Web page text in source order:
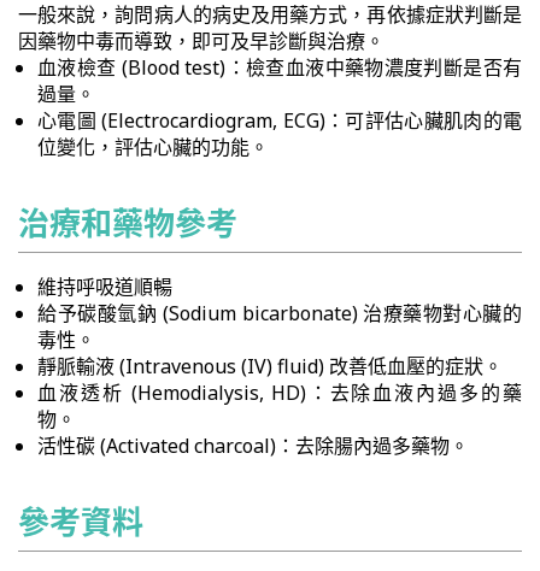
一般來說，詢問病人的病史及用藥方式，再依據症狀判斷是
因藥物中毒而導致，即可及早診斷與治療。
血液檢查 (Blood test)：檢查血液中藥物濃度判斷是否有
過量。
心電圖 (Electrocardiogram, ECG)：可評估心臟肌肉的電
位變化，評估心臟的功能。
治療和藥物參考
維持呼吸道順暢
給予碳酸氫鈉 (Sodium bicarbonate) 治療藥物對心臟的
毒性。
靜脈輸液 (Intravenous (IV) fluid) 改善低血壓的症狀。
血液透析 (Hemodialysis, HD)：去除血液內過多的藥
物。
活性碳 (Activated charcoal)：去除腸內過多藥物。
參考資料